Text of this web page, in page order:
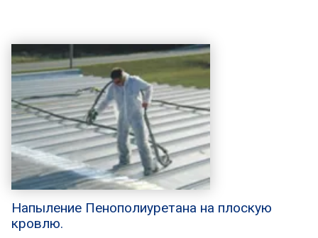
Напыление Пенополиуретана на плоскую
кровлю.